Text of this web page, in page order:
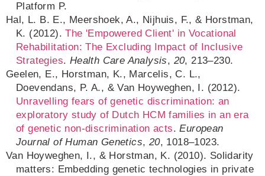
Platform P.
Hal, L. B. E., Meershoek, A., Nijhuis, F., & Horstman,
K. (2012).The 'Empowered Client' in Vocational
Rehabilitation: The Excluding Impact of Inclusive
Strategies. Health Care Analysis, 20, 213–230.
Geelen, E., Horstman, K., Marcelis, C. L.,
Doevendans, P. A., & Van Hoyweghen, I. (2012).
Unravelling fears of genetic discrimination: an
exploratory study of Dutch HCM families in an era
of genetic non-discrimination acts.European
Journal of Human Genetics, 20, 1018–1023.
Van Hoyweghen, I., & Horstman, K. (2010). Solidarity
matters: Embedding genetic technologies in private